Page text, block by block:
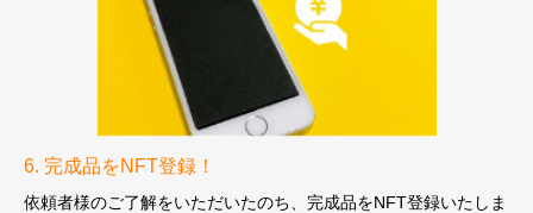
6. 完成品をNFT登録！
依頼者様のご了解をいただいたのち、 完成品をNFT登録いたしま